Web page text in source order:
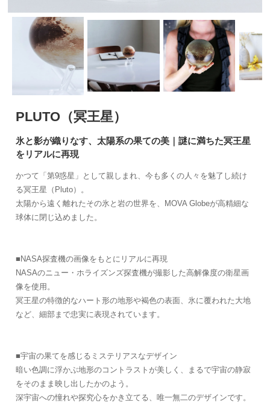
PLUTO（冥王星）
氷と影が織りなす、太陽系の果ての美｜謎に満ちた冥王星
をリアルに再現
かつて「第9惑星」として親しまれ、今も多くの人々を魅了し続け
る冥王星（Pluto）。
太陽から遠く離れたその氷と岩の世界を、MOVA Globeが高精細な
球体に閉じ込めました。
■NASA探査機の画像をもとにリアルに再現
NASAのニュー・ホライズンズ探査機が撮影した高解像度の衛星画
像を使用。
冥王星の特徴的なハート形の地形や褐色の表面、氷に覆われた大地
など、細部まで忠実に表現されています。
■宇宙の果てを感じるミステリアスなデザイン
暗い色調に浮かぶ地形のコントラストが美しく、まるで宇宙の静寂
をそのまま映し出したかのよう。
深宇宙への憧れや探究心をかき立てる、唯一無二のデザインです。